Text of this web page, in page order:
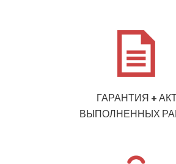
ГАРАНТИЯ +
ВЫПОЛНЕННЫХ